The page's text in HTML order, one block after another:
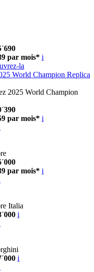
par mois* i
la
World Champion Replica
2025 World Champion
par mois* i
par mois* i
Italia
i
i